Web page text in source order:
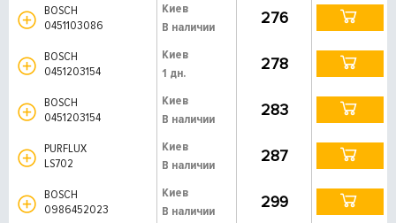
BOSCH
0451103086
Киев
В наличии
276
BOSCH
0451203154
Киев
1 дн.
278
BOSCH
0451203154
Киев
В наличии
283
PURFLUX
LS702
Киев
В наличии
287
BOSCH
0986452023
Киев
В наличии
299